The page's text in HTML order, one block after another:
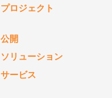
プロジェクト
公開
ソリューション
サービス